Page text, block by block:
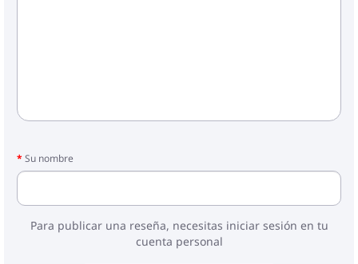
Su nombre
Para publicar una reseña, necesitas iniciar sesión en tu
cuenta personal